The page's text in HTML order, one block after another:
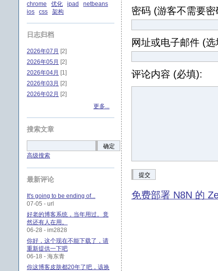
密码 (游客不需要密
网址或电子邮件 (
评论内容 (必填):
提交
免费部署 N8N 的
chrome
优化 ipad
netbeans
ios
css 架构
日志归档
2026年07月 [2]
2026年05月 [2]
2026年04月 [1]
2026年03月 [2]
2026年02月 [2]
更多...
搜索文章
确定
高级搜索
最新评论
It's going to be ending of...
07-05 - url
好老的博客系统，当年用过。竟
然还有人在用。
06-28 - im2828
你好，这个现在不能下载了，请
重新提供一下吧
06-18 - 海东青
你这博客皮肤都20年了吧，该换